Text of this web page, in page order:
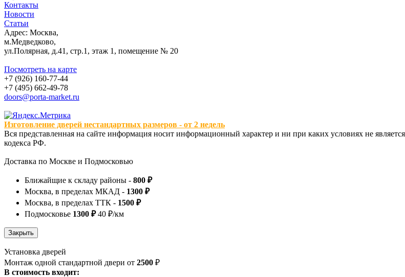
Контакты
Новости
Статьи
Адрес: Москва,
м.Медведково,
ул.Полярная, д.41, стр.1, этаж 1, помещение № 20
Посмотреть на карте
+7 (926) 160-77-44
+7 (495) 662-49-78
doors@porta-market.ru
Изготовление дверей нестандартных размеров - от 2 недель
Вся представленная на сайте информация носит информационный характер и ни при каких условиях не
кодекса РФ.
Доставка по Москве и Подмосковью
Ближайщие к складу районы - 800 ₽
Москва, в пределах МКАД - 1300 ₽
Москва, в пределах ТТК - 1500 ₽
Подмосковье 1300 ₽40 ₽/км
Установка дверей
Монтаж одной стандартной двери от 2500 ₽
В стоимость входит: